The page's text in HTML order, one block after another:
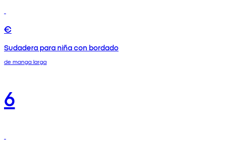
€
Sudadera para niña con bordado
de manga larga
6